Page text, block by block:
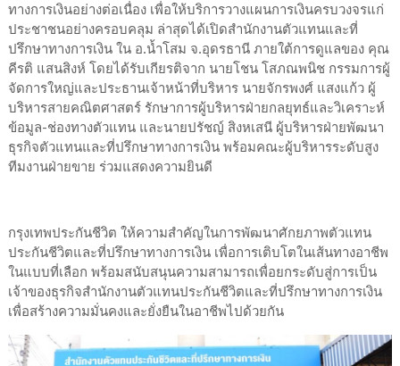
ทางการเงินอย่างต่อเนื่อง เพื่อให้บริการวางแผนการเงินครบวงจรแก่
ประชาชนอย่างครอบคลุม ล่าสุดได้เปิดสำนักงานตัวแทนและที่
ปรึกษาทางการเงิน ใน อ.น้ำโสม จ.อุดรธานี ภายใต้การดูแลของ คุณ
คีรติ แสนสิงห์ โดยได้รับเกียรติจาก นายโชน โสภณพนิช กรรมการผู้
จัดการใหญ่และประธานเจ้าหน้าที่บริหาร นายจักรพงศ์ แสงแก้ว ผู้
บริหารสายคณิตศาสตร์ รักษาการผู้บริหารฝ่ายกลยุทธ์และวิเคราะห์
ข้อมูล-ช่องทางตัวแทน และนายปรัชญ์ สิงหเสนี ผู้บริหารฝ่ายพัฒนา
ธุรกิจตัวแทนและที่ปรึกษาทางการเงิน พร้อมคณะผู้บริหารระดับสูง
ทีมงานฝ่ายขาย ร่วมแสดงความยินดี
กรุงเทพประกันชีวิต ให้ความสำคัญในการพัฒนาศักยภาพตัวแทน
ประกันชีวิตและที่ปรึกษาทางการเงิน เพื่อการเติบโตในเส้นทางอาชีพ
ในแบบที่เลือก พร้อมสนับสนุนความสามารถเพื่อยกระดับสู่การเป็น
เจ้าของธุรกิจสำนักงานตัวแทนประกันชีวิตและที่ปรึกษาทางการเงิน
เพื่อสร้างความมั่นคงและยั่งยืนในอาชีพไปด้วยกัน